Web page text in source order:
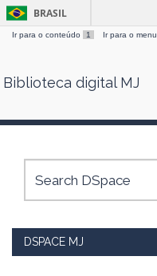
Skip
BRASIL
Ir para o conteúdo 1 Ir para o menu
Biblioteca digital MJ
DSPACE MJ